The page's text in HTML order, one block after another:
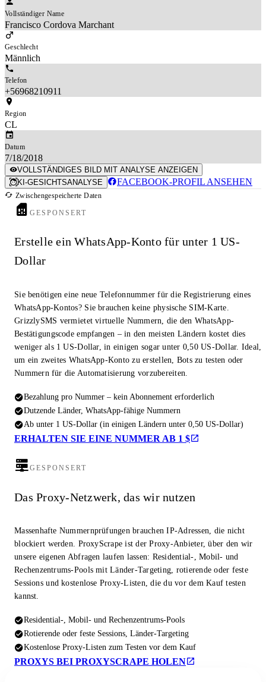
Vollständiger Name
Francisco Cordova Marchant
Geschlecht
Männlich
Telefon
+56968210911
Region
CL
Datum
7/18/2018
VOLLSTÄNDIGES BILD MIT ANALYSE ANZEIGEN
KI-GESICHTSANALYSE
FACEBOOK-PROFIL ANSEHEN
Zwischengespeicherte Daten
GESPONSERT
Erstelle ein WhatsApp-Konto für unter 1 US-
Dollar
Sie benötigen eine neue Telefonnummer für die Registrierung eines
WhatsApp-Kontos? Sie brauchen keine physische SIM-Karte.
GrizzlySMS vermietet virtuelle Nummern, die den WhatsApp-
Bestätigungscode empfangen – in den meisten Ländern kostet dies
weniger als 1 US-Dollar, in einigen sogar unter 0,50 US-Dollar. Ideal,
um ein zweites WhatsApp-Konto zu erstellen, Bots zu testen oder
Nummern für die Automatisierung vorzubereiten.
Bezahlung pro Nummer – kein Abonnement erforderlich
Dutzende Länder, WhatsApp-fähige Nummern
Ab unter 1 US-Dollar (in einigen Ländern unter 0,50 US-Dollar)
ERHALTEN SIE EINE NUMMER AB 1 $
GESPONSERT
Das Proxy-Netzwerk, das wir nutzen
Massenhafte Nummernprüfungen brauchen IP-Adressen, die nicht
blockiert werden. ProxyScrape ist der Proxy-Anbieter, über den wir
unsere eigenen Abfragen laufen lassen: Residential-, Mobil- und
Rechenzentrums-Pools mit Länder-Targeting, rotierende oder feste
Sessions und kostenlose Proxy-Listen, die du vor dem Kauf testen
kannst.
Residential-, Mobil- und Rechenzentrums-Pools
Rotierende oder feste Sessions, Länder-Targeting
Kostenlose Proxy-Listen zum Testen vor dem Kauf
PROXYS BEI PROXYSCRAPE HOLEN